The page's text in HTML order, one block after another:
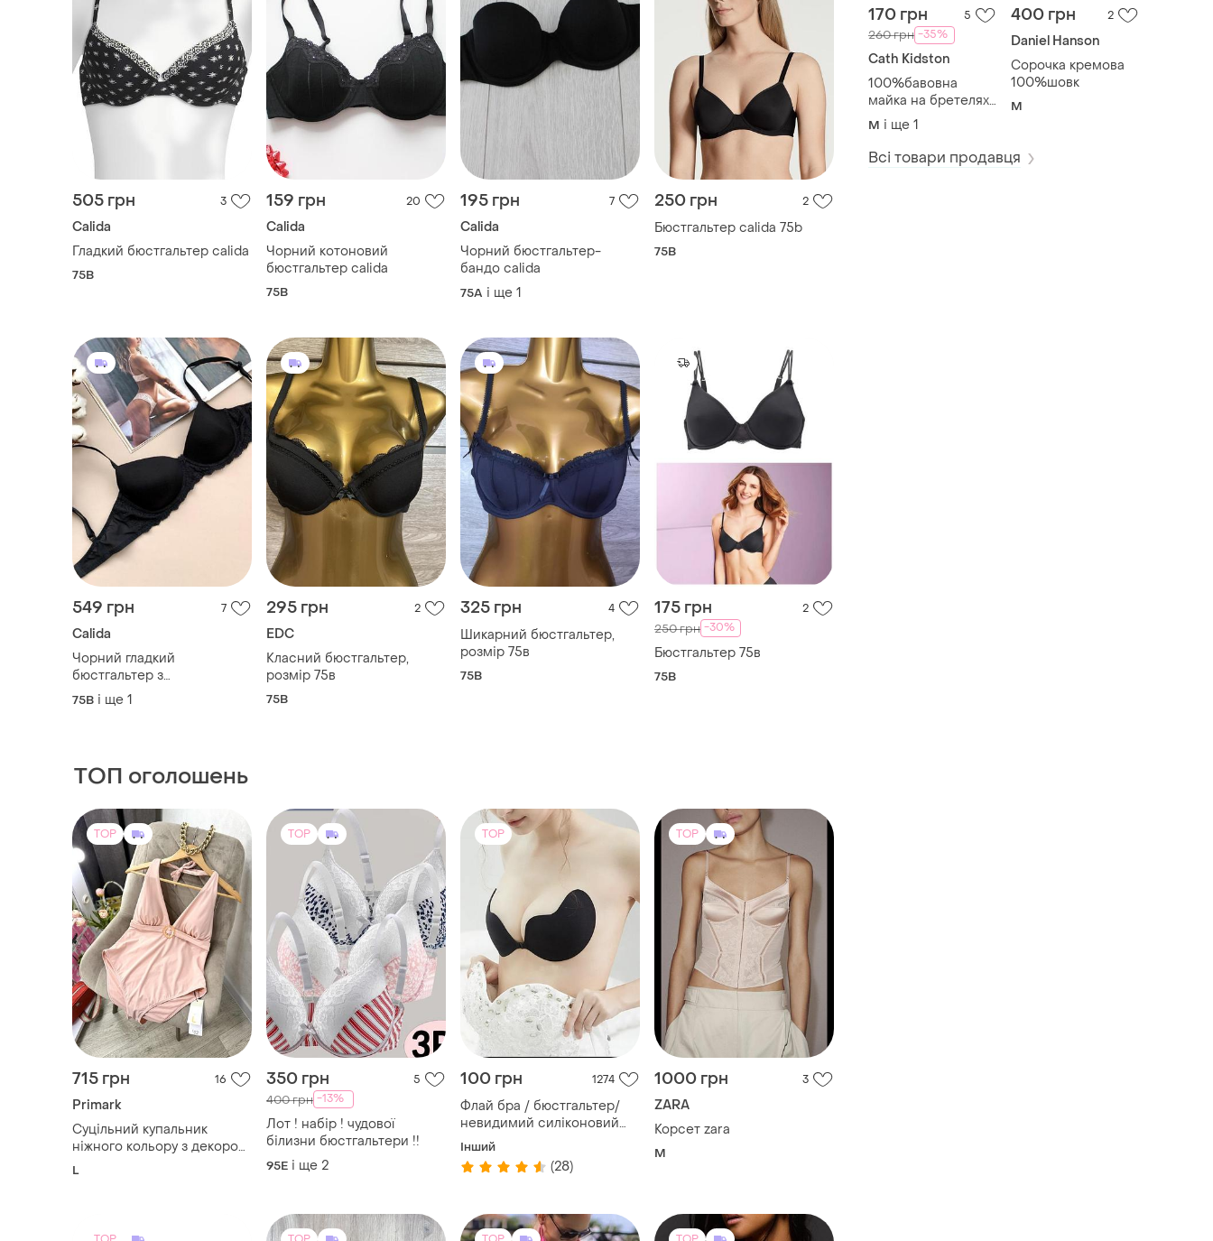
170 грн 5
260 грн -35%
Cath Kidston
100%бавовна
майка на бретелях
cath kidston 14/m
M і ще 1
400 грн 2
Daniel Hanson
Сорочка кремова
100%шовк
M
Всі товари продавця
505 грн 3
Calida
Гладкий бюстгальтер calida
75B
159 грн 20
Calida
Чорний котоновий
бюстгальтер calida
75B
Calida
Чорний бюстгальтер-
бандо calida
250 грн 2
Бюстгальтер calida 75b
75B
549 грн 7
Чорний гладкий
бюстгальтер з
мереживними вставками
calida
75B і ще 1
295 грн 2
EDC
Класний бюстгальтер,
розмір 75в
75B
325 грн 4
Шикарний бюстгальтер,
розмір 75в
75B
175 грн 2
-30%
Бюстгальтер 75в
75B
ТОП оголошень
TOP
715 грн 16
Primark
Суцільний купальник
ніжного кольору з декором
з біркою😍
L
TOP
350 грн 5
400 грн -13%
Лот ! набір ! чудової
білизни бюстгальтери !!
95E і ще 2
100 грн 1274
Флай бра / бюстгальтер/
невидимий силіконовий
бюст
Інший
(28)
1000 грн 3
ZARA
Корсет zara
TOP TOP TOP